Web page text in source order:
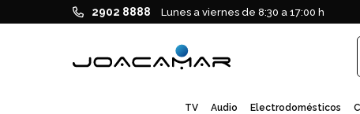
TV Audio Electrodomésticos
2902 8888 Lunes a viernes de 8:30 a 17:00 h